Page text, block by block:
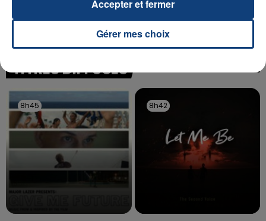
La famille a porté plainte contre la clinique qui a
reconnu sa responsabilité et présenté ses
TITRES DIFFUSÉS
8h45
8h45 8h42
8h42
Gérer mes choix
Accepter et fermer